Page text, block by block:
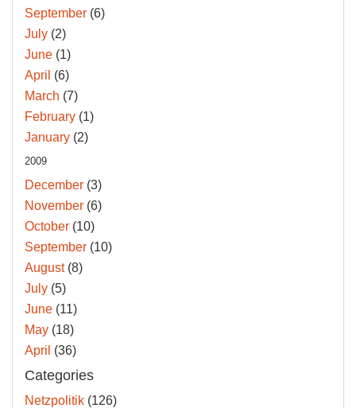
September (6)
July (2)
June (1)
April (6)
March (7)
February (1)
January (2)
2009
December (3)
November (6)
October (10)
September (10)
August(8)
July (5)
June (11)
May (18)
April (36)
Categories
Netzpolitik (126)